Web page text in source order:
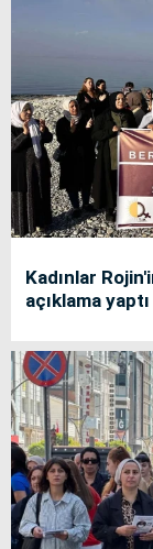
Kadınlar
açıklama yaptı